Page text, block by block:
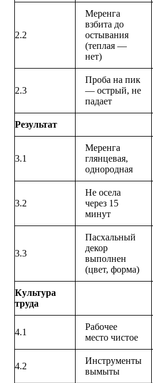
2.2
Меренга
взбита до
остывания
(теплая —
нет)
2.3
Проба на пик
— острый, не
падает
Результат
3.1
Меренга
глянцевая,
однородная
3.2
Не осела
через 15
минут
3.3
Пасхальный
декор
выполнен
(цвет, форма)
Культура
труда
4.1
Рабочее
место чистое
4.2
Инструменты
вымыты